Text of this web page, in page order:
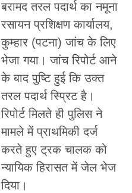
बरामद तरल पदार्थ का नमूना
रसायन प्रशिक्षण कार्यालय,
कुम्हार (पटना) जांच के लिए
भेजा गया। जांच रिपोर्ट आने
के बाद पुष्टि हुई कि उक्त
तरल पदार्थ स्प्रिट है।
रिपोर्ट मिलते ही पुलिस ने
मामले में प्राथमिकी दर्ज
करते हुए ट्रक चालक को
न्यायिक हिरासत में जेल भेज
दिया।